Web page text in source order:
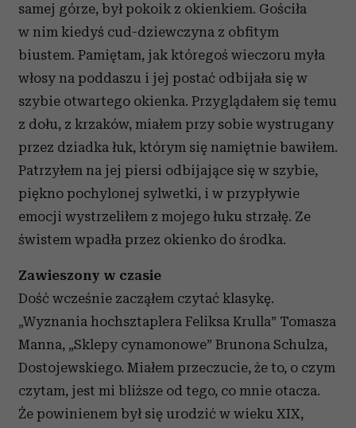
samej górze, był pokoik z okienkiem. Gościła
w nim kiedyś cud-dziewczyna z obfitym
biustem. Pamiętam, jak któregoś wieczoru myła
włosy na poddaszu i jej postać odbijała się w
szybie otwartego okienka. Przyglądałem się temu
z dołu, z krzaków, miałem przy sobie wystrugany
przez dziadka łuk, którym się namiętnie bawiłem.
Patrzyłem na jej piersi odbijające się w szybie,
piękno pochylonej sylwetki, i w przypływie
emocji wystrzeliłem z mojego łuku strzałę. Ze
świstem wpadła przez okienko do środka.
Zawieszony w czasie
Dość wcześnie zacząłem czytać klasykę.
„Wyznania hochsztaplera Feliksa Krulla” Tomasza
Manna, „Sklepy cynamonowe” Brunona Schulza,
Dostojewskiego. Miałem przeczucie, że to, o czym
czytam, jest mi bliższe od tego, co mnie otacza.
Że powinienem był się urodzić w wieku XIX,